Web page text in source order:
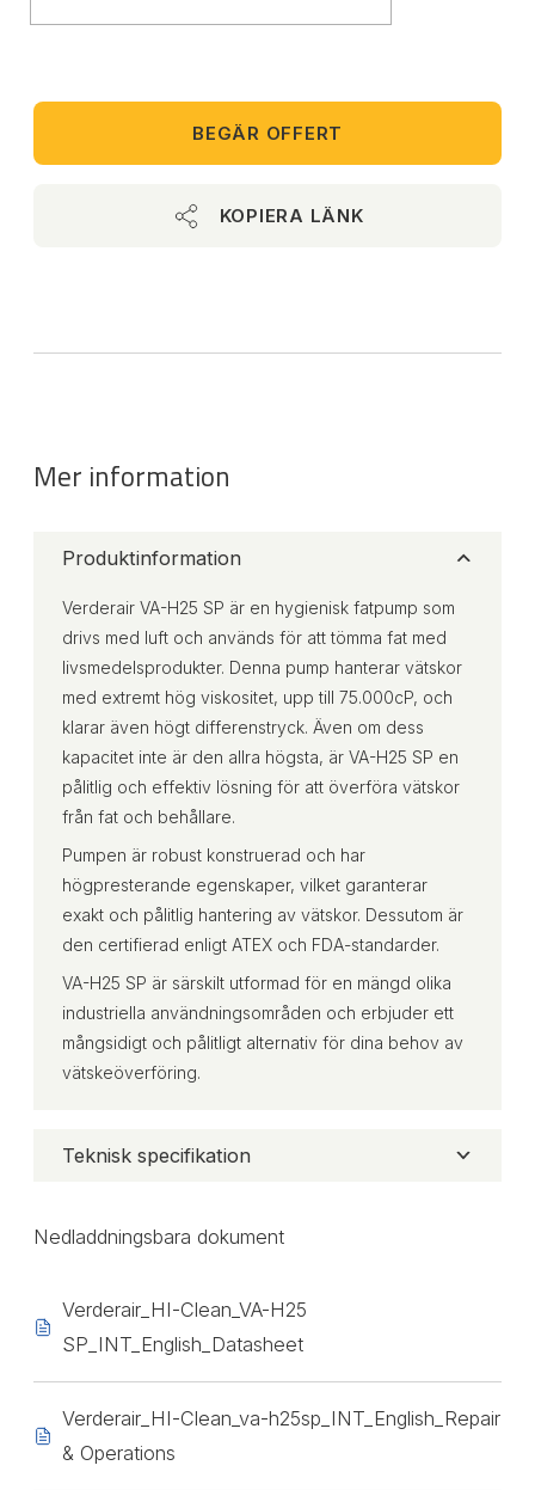
BEGÄR OFFERT
KOPIERA LÄNK
Mer information
Produktinformation
Verderair VA-H25 SP är en hygienisk fatpump som
drivs med luft och används för att tömma fat med
livsmedelsprodukter. Denna pump hanterar vätskor
med extremt hög viskositet, upp till 75.000cP, och
klarar även högt differenstryck. Även om dess
kapacitet inte är den allra högsta, är VA-H25 SP en
pålitlig och effektiv lösning för att överföra vätskor
från fat och behållare.
Pumpen är robust konstruerad och har
högpresterande egenskaper, vilket garanterar
exakt och pålitlig hantering av vätskor. Dessutom är
den certifierad enligt ATEX och FDA-standarder.
VA-H25 SP är särskilt utformad för en mängd olika
industriella användningsområden och erbjuder ett
mångsidigt och pålitligt alternativ för dina behov av
vätskeöverföring.
Teknisk specifikation
Nedladdningsbara dokument
Verderair_HI-Clean_VA-H25
SP_INT_English_Datasheet
Verderair_HI-Clean_va-h25sp_INT_English_Repair
& Operations